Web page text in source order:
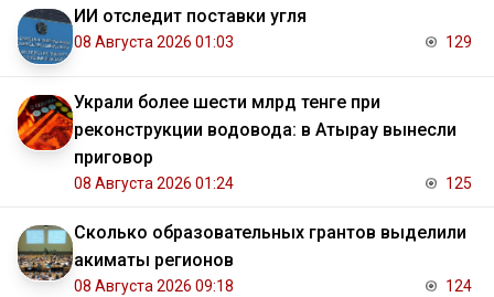
ИИ отследит поставки угля
08 Августа 2026 01:03 129
Украли более шести млрд тенге при
реконструкции водовода: в Атырау вынесли
приговор
08 Августа 2026 01:24 125
Сколько образовательных грантов выделили
акиматы регионов
08 Августа 2026 09:18 124